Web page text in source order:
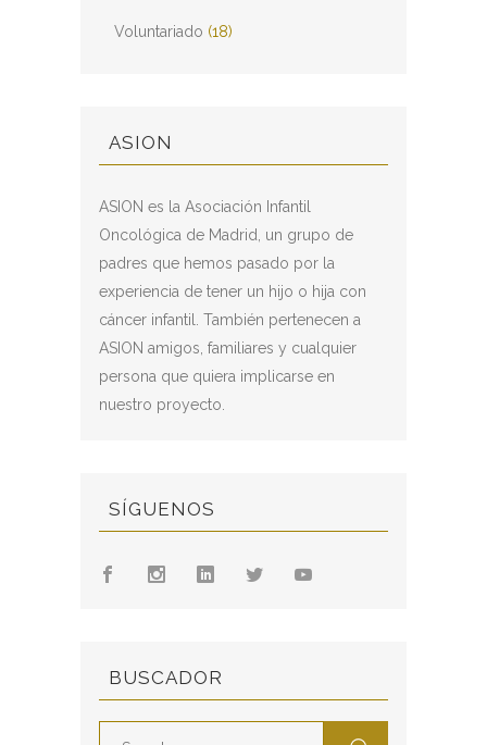
Voluntariado (18)
ASION
ASION es la Asociación Infantil
Oncológica de Madrid, un grupo de
padres que hemos pasado por la
experiencia de tener un hijo o hija con
cáncer infantil. También pertenecen a
ASION amigos, familiares y cualquier
persona que quiera implicarse en
nuestro proyecto.
SÍGUENOS
BUSCADOR